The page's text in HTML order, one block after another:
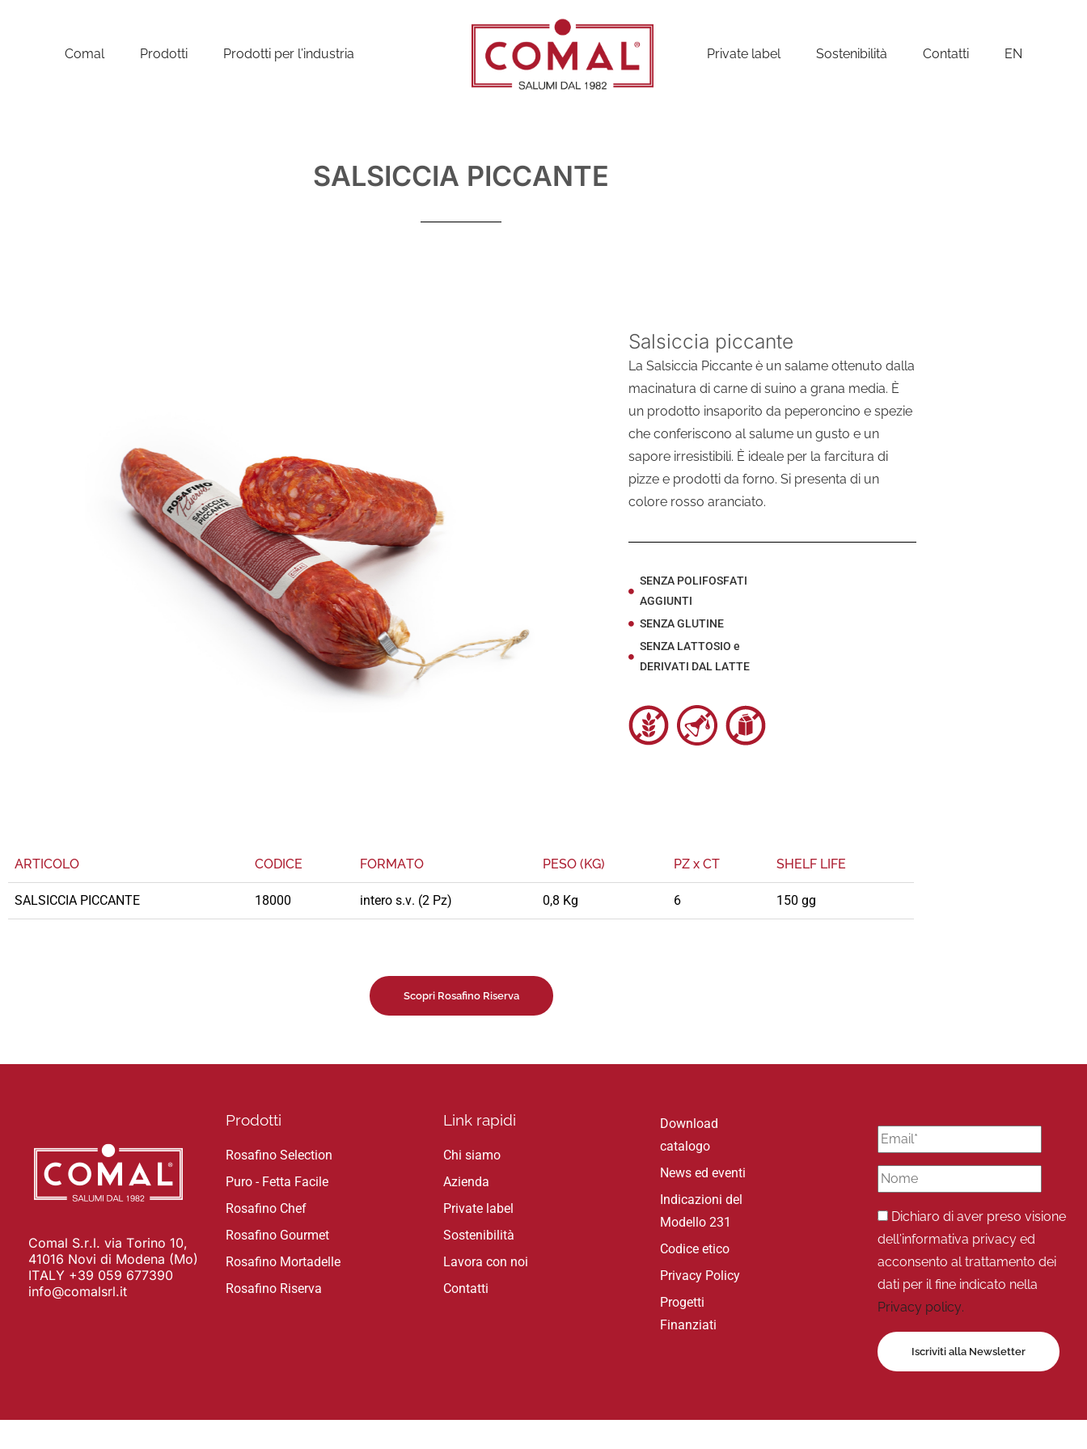
Comal Prodotti Prodotti per l’industria Private label Sostenibilità Contatti EN
SALSICCIA PICCANTE
Salsiccia piccante
La Salsiccia Piccante è un salame ottenuto dalla
macinatura di carne di suino a grana media. È
un prodotto insaporito da peperoncino e spezie
che conferiscono al salume un gusto e un
sapore irresistibili. È ideale per la farcitura di
pizze e prodotti da forno. Si presenta di un
colore rosso aranciato.
SENZA POLIFOSFATI
AGGIUNTI
SENZA GLUTINE
SENZA LATTOSIO e
DERIVATI DAL LATTE
ARTICOLO CODICE FORMATO PESO (KG) PZ x CT SHELF LIFE
SALSICCIA PICCANTE 18000 intero s.v. (2 Pz) 0,8 Kg 6 150 gg
Scopri Rosafino Riserva
Comal S.r.l. via Torino 10,
41016 Novi di Modena (Mo)
ITALY +39 059 677390
info@comalsrl.it
Prodotti
Rosafino Selection
Puro - Fetta Facile
Rosafino Chef
Rosafino Gourmet
Rosafino Mortadelle
Rosafino Riserva
Link rapidi
Chi siamo
Azienda
Private label
Sostenibilità
Lavora con noi
Contatti
Download
catalogo
News ed eventi
Indicazioni del
Modello 231
Codice etico
Privacy Policy
Progetti
Finanziati
Dichiaro di aver preso visione
dell’informativa privacy ed
acconsento al trattamento dei
dati per il fine indicato nella
Privacy policy.